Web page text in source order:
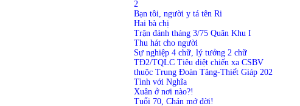
2
Bạn tôi, người y tá tên Ri
Hai bà chị
Trận đánh tháng 3/75 Quân Khu I
Thu hát cho người
Sự nghiệp 4 chữ, lý tưởng 2 chữ
TĐ2/TQLC Tiêu diệt chiến xa CSBV
thuộc Trung Đoàn Tăng-Thiết Giáp 202
Tình với Nghĩa
Xuân ở nơi nào?!
Tuổi 70, Chán mớ đời!